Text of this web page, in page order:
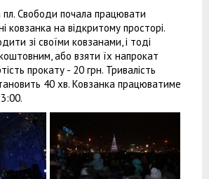
пл. Свободи почала працювати
ковзанка на відкритому просторі.
зі своїми ковзанами, і тоді
або взяти їх напрокат
прокату - 20 грн. Тривалість
40 хв. Ковзанка працюватиме